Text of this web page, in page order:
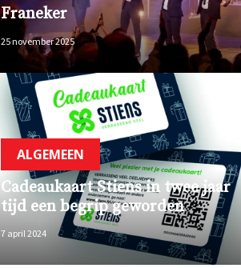
Franeker
25 november 2025
ALGEMEEN
Cadeaukaart Stiens in twee jaar
tijd een begrip geworden
7 april 2024